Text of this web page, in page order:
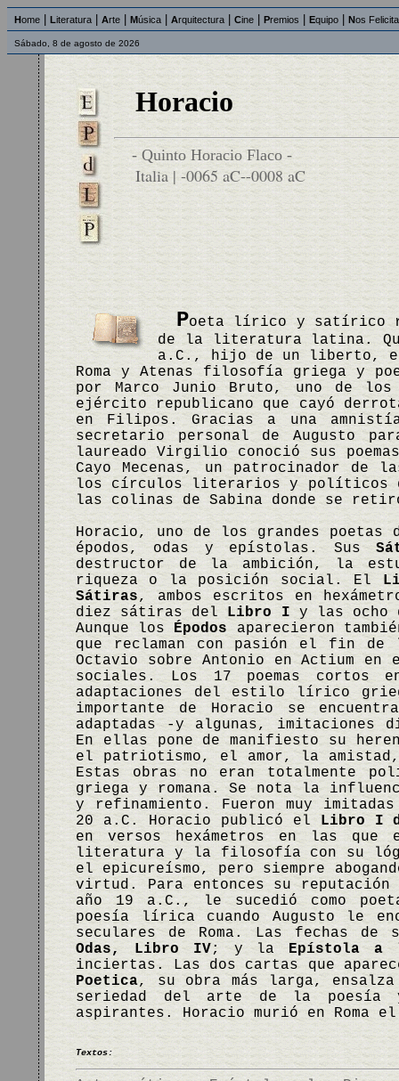
Home Literatura Arte Música Arquitectura Cine Premios Equipo Nos
Sábado, 8 de agosto de 2026
Horacio
- Quinto Horacio Flaco -
Italia | -0065 aC--0008 aC
Poeta lírico y satírico
de la literatura latina.
a.C., hijo de un liberto,
Roma y Atenas filosofía griega y
por Marco Junio Bruto, uno de
ejército republicano que cayó
en Filipos. Gracias a una
secretario personal de Augusto
laureado Virgilio conoció sus
Cayo Mecenas, un patrocinador
los círculos literarios y políticos de
las colinas de Sabina donde se
Horacio, uno de los grandes
épodos, odas y epístolas. Sus
destructor de la ambición, la
riqueza o la posición social. El
Sátiras, ambos escritos en
diez sátiras delLibro I y las
Aunque los Épodosaparecieron
que reclaman con pasión el fin
Octavio sobre Antonio en Actium
sociales. Los 17 poemas cortos
adaptaciones del estilo lírico
importante de Horacio se
adaptadas -y algunas, imitaciones
En ellas pone de manifiesto su
el patriotismo, el amor, la
Estas obras no eran totalmente
griega y romana. Se nota la
y refinamiento. Fueron muy
20 a.C. Horacio publicó elLibro I
en versos hexámetros en las que
literatura y la filosofía con su
el epicureísmo, pero siempre
virtud. Para entonces su
año 19 a.C., le sucedió como
poesía lírica cuando Augusto le
seculares de Roma. Las fechas
Odas, Libro IV; y laEpístola a
inciertas. Las dos cartas que
Poetica, su obra más larga,
seriedad del arte de la poesía
aspirantes. Horacio murió en Roma
Textos: